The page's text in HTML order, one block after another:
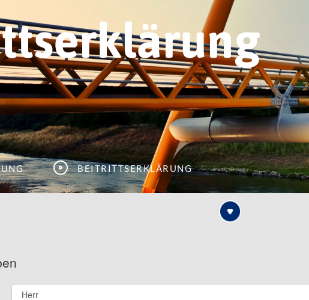
Beitrittserklärung